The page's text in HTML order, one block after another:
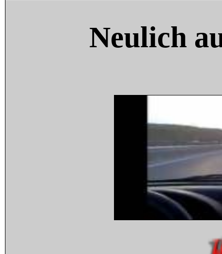
Neulich